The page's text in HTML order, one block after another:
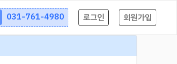
로그인 회원가입
031-761-4980